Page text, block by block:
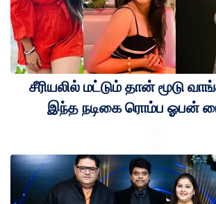
சீரியலில் மட்டும் தான் மூடு
இந்த நடிகை ரொம்ப ஓபன்